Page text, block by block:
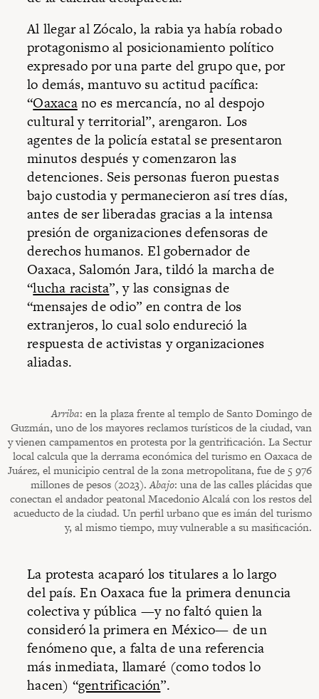
Al llegar al Zócalo, la rabia ya había robado
protagonismo al posicionamiento político
expresado por una parte del grupo que, por
lo demás, mantuvo su actitud pacífica:
“Oaxacano es mercancía, no al despojo
cultural y territorial”, arengaron. Los
agentes de la policía estatal se presentaron
minutos después y comenzaron las
detenciones. Seis personas fueron puestas
bajo custodia y permanecieron así tres días,
antes de ser liberadas gracias a la intensa
presión de organizaciones defensoras de
derechos humanos. El gobernador de
Oaxaca, Salomón Jara, tildó la marcha de
“lucha racista”, y las consignas de
“mensajes de odio” en contra de los
extranjeros, lo cual solo endureció la
respuesta de activistas y organizaciones
aliadas.
Arriba: en la plaza frente al templo de Santo Domingo de
Guzmán, uno de los mayores reclamos turísticos de la ciudad, van
y vienen campamentos en protesta por la gentrificación. La Sectur
local calcula que la derrama económica del turismo en Oaxaca de
Juárez, el municipio central de la zona metropolitana, fue de 5 976
millones de pesos (2023).Abajo: una de las calles plácidas que
conectan el andador peatonal Macedonio Alcalá con los restos del
acueducto de la ciudad. Un perfil urbano que es imán del turismo
y, al mismo tiempo, muy vulnerable a su masificación.
La protesta acaparó los titulares a lo largo
del país. En Oaxaca fue la primera denuncia
colectiva y pública —y no faltó quien la
consideró la primera en México— de un
fenómeno que, a falta de una referencia
más inmediata, llamaré (como todos lo
hacen) “gentrificación”.